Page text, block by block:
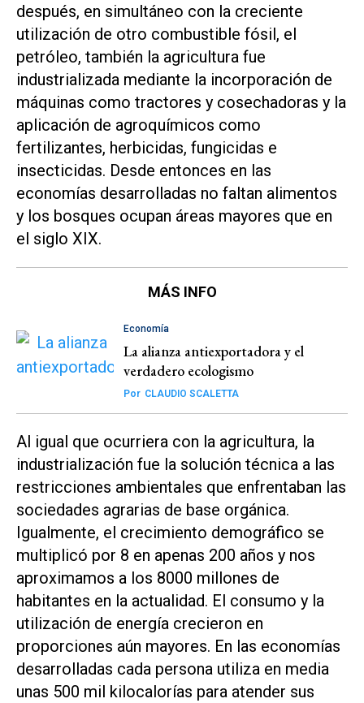
después, en simultáneo con la creciente
utilización de otro combustible fósil, el
petróleo, también la agricultura fue
industrializada mediante la incorporación de
máquinas como tractores y cosechadoras y la
aplicación de agroquímicos como
fertilizantes, herbicidas, fungicidas e
insecticidas. Desde entonces en las
economías desarrolladas no faltan alimentos
y los bosques ocupan áreas mayores que en
el siglo XIX.
MÁS INFO
Economía
La alianza antiexportadora y el
verdadero ecologismo
Por CLAUDIO SCALETTA
Al igual que ocurriera con la agricultura, la
industrialización fue la solución técnica a las
restricciones ambientales que enfrentaban las
sociedades agrarias de base orgánica.
Igualmente, el crecimiento demográfico se
multiplicó por 8 en apenas 200 años y nos
aproximamos a los 8000 millones de
habitantes en la actualidad. El consumo y la
utilización de energía crecieron en
proporciones aún mayores. En las economías
desarrolladas cada persona utiliza en media
unas 500 mil kilocalorías para atender sus